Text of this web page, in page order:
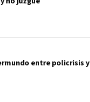
entre policrisis y